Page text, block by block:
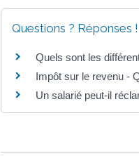
Questions ? Réponses !
Quels sont les
Impôt sur le revenu -
Un salarié peut-il